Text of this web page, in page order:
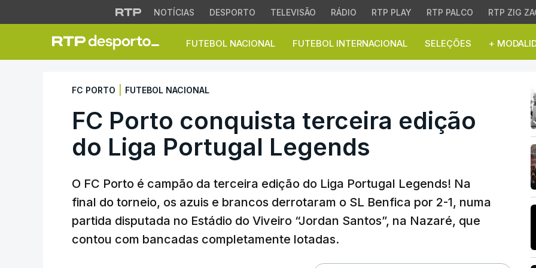
NOTÍCIAS DESPORTO TELEVISÃO RÁDIO RTP PLAY RTP PALCO RTP ZIG
FUTEBOL NACIONAL FUTEBOL INTERNACIONAL SELEÇÕES +
FC Porto conquista terceira edição do
FC PORTO FUTEBOL NACIONAL
FC Porto conquista terceira edição
do Liga Portugal Legends
O FC Porto é campão da terceira edição do Liga Portugal Legends! Na
final do torneio, os azuis e brancos derrotaram o SL Benfica por 2-1, numa
partida disputada no Estádio do Viveiro “Jordan Santos”, na Nazaré, que
contou com bancadas completamente lotadas.